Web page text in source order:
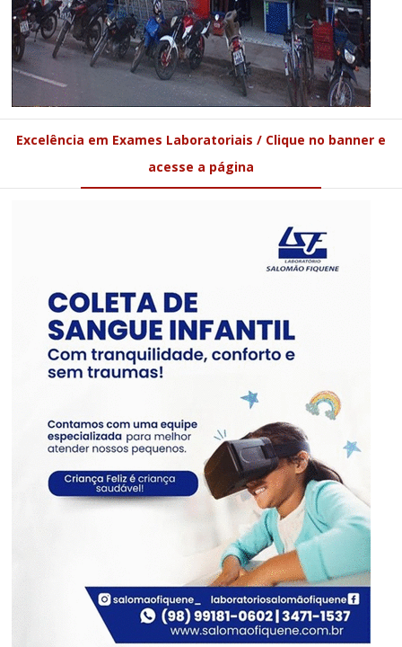
Excelência em Exames Laboratoriais / Clique no banner e
acesse a página